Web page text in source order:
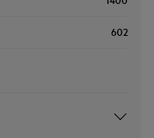
602